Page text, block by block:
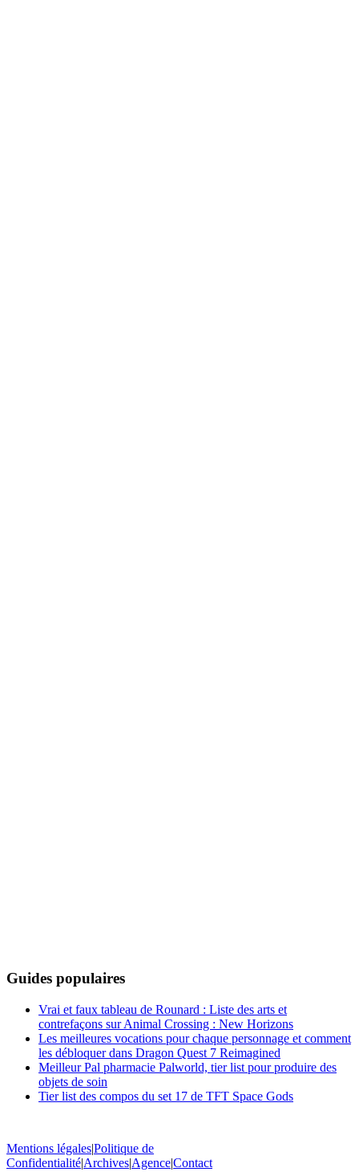
Guides populaires
Vrai et faux tableau de Rounard : Liste des arts et
contrefaçons sur Animal Crossing : New Horizons
Les meilleures vocations pour chaque personnage et comment
les débloquer dans Dragon Quest 7 Reimagined
Meilleur Pal pharmacie Palworld, tier list pour produire des
objets de soin
Tier list des compos du set 17 de TFT Space Gods
Mentions légales|Politique de
Confidentialité|Archives|Agence|Contact